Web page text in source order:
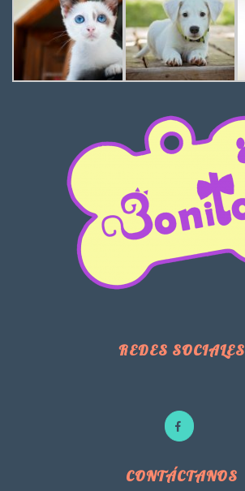
REDES SOCIALES
CONTÁCTANOS